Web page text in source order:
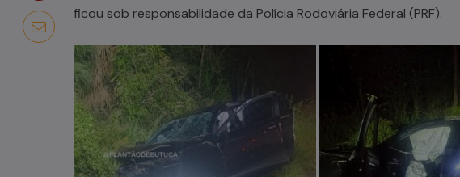
ficou sob responsabilidade da Polícia Rodoviária Federal (PRF).